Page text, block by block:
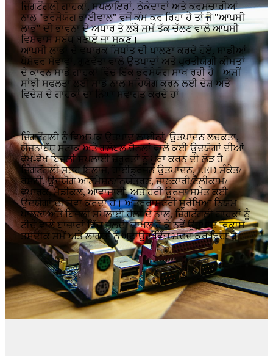
ਜ਼ਿੰਗਟੋਂਗਲੀ ਗਾਹਕਾਂ, ਸਪਲਾਇਰਾਂ, ਠੇਕੇਦਾਰਾਂ ਅਤੇ ਕਰਮਚਾਰੀਆਂ
ਨਾਲ "ਭਰੋਸੇਯੋਗ ਭਾਈਵਾਲ" ਵਜੋਂ ਕੰਮ ਕਰ ਰਿਹਾ ਹੈ ਤਾਂ ਜੋ "ਆਪਸੀ
ਲਾਭ" ਦੀ ਭਾਵਨਾ ਦੇ ਅਧਾਰ ਤੇ ਲੰਬੇ ਸਮੇਂ ਤੱਕ ਚੱਲਣ ਵਾਲੇ ਆਪਸੀ
ਵਿਸ਼ਵਾਸ ਸਬੰਧ ਬਣਾਏ ਜਾ ਸਕਣ।
ਆਪਸੀ ਲਾਭਾਂ ਦੇ ਵਪਾਰਕ ਸਿਧਾਂਤ ਦੀ ਪਾਲਣਾ ਕਰਦੇ ਹੋਏ, ਸਾਡੀਆਂ
ਪੇਸ਼ੇਵਰ ਸੇਵਾਵਾਂ, ਗੁਣਵੱਤਾ ਵਾਲੇ ਉਤਪਾਦਾਂ ਅਤੇ ਪ੍ਰਤੀਯੋਗੀ ਕੀਮਤਾਂ
ਦੇ ਕਾਰਨ ਸਾਡੇ ਗਾਹਕਾਂ ਵਿੱਚ ਇੱਕ ਭਰੋਸੇਯੋਗ ਸਾਖ ਰਹੀ ਹੈ। ਅਸੀਂ
ਸਾਂਝੀ ਸਫਲਤਾ ਲਈ ਸਾਡੇ ਨਾਲ ਸਹਿਯੋਗ ਕਰਨ ਲਈ ਦੇਸ਼ ਅਤੇ
ਵਿਦੇਸ਼ ਦੇ ਗਾਹਕਾਂ ਦਾ ਨਿੱਘਾ ਸਵਾਗਤ ਕਰਦੇ ਹਾਂ।
ਜ਼ਿੰਗਟੋਂਗਲੀ ਨੂੰ ਵਿਆਪਕ ਉਤਪਾਦ ਲਾਈਨਾਂ, ਉਤਪਾਦਨ ਲਚਕਤਾ,
ਯੋਜਨਾਬੱਧ ਸਟਾਕ ਅਤੇ ਗਲੋਬਲ ਚੈਨਲਾਂ ਵਾਲੇ ਕਈ ਉਦਯੋਗਾਂ ਦੀਆਂ
ਵੱਖ-ਵੱਖ ਬਿਜਲੀ ਸਪਲਾਈ ਜ਼ਰੂਰਤਾਂ ਨੂੰ ਪੂਰਾ ਕਰਨ ਦੀ ਲੋੜ ਹੈ।
ਜ਼ਿੰਗਟੋਂਗਲੀ ਸਤਹ ਇਲਾਜ, ਹਾਈਡ੍ਰੋਜਨ ਉਤਪਾਦਨ, LED ਸੰਕੇਤ/
ਰੋਸ਼ਨੀ, ਉਦਯੋਗ ਆਟੋਮੇਸ਼ਨ/ਨਿਯੰਤਰਣ, ਜਾਣਕਾਰੀ/ਟੈਲੀਕਾਮ/
ਵਪਾਰਕ, ​​ਮੈਡੀਕਲ, ਆਵਾਜਾਈ, ਅਤੇ ਹਰੀ ਊਰਜਾ ਸਮੇਤ ਕਈ
ਉਦਯੋਗਾਂ ਦੀ ਸੇਵਾ ਕਰਦਾ ਹੈ। ਅੰਤਰਰਾਸ਼ਟਰੀ ਸੁਰੱਖਿਆ ਨਿਯਮ
ਪਾਲਣਾ ਅਤੇ ਬਿਜਲੀ ਸਪਲਾਈ ਹੱਲਾਂ ਦੇ ਨਾਲ, ਜ਼ਿੰਗਟੋਂਗਲੀ ਗਾਹਕਾਂ ਨੂੰ
ਟੀਚੇ ਵਾਲੇ ਬਾਜ਼ਾਰਾਂ ਵਿੱਚ ਜਲਦੀ ਦਾਖਲ ਹੋ ਕੇ ਨਵੇਂ ਉਤਪਾਦ ਵਿਕਾਸ
ਤਸਦੀਕ ਸਮੇਂ ਅਤੇ ਲਾਗਤਾਂ ਨੂੰ ਘਟਾਉਣ ਵਿੱਚ ਮਦਦ ਕਰ ਰਿਹਾ ਹੈ।